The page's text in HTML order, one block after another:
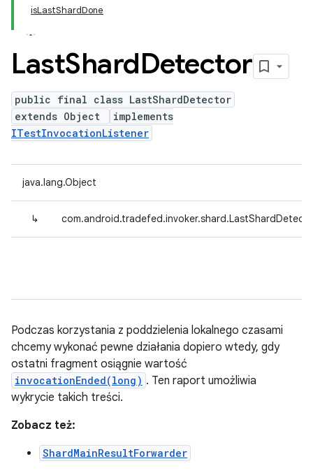
isLastShardDone
LastShardDetector
public final class LastShardDetector
extends Object
implements
ITestInvocationListener
java.lang.Object
↳
Podczas korzystania z poddzielenia lokalnego czasami
chcemy wykonać pewne działania dopiero wtedy, gdy
ostatni fragment osiągnie wartość
invocationEnded(long) . Ten raport umożliwia
wykrycie takich treści.
Zobacz też:
ShardMainResultForwarder